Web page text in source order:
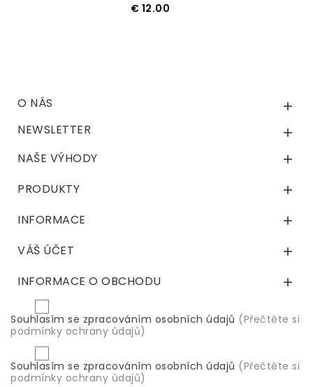
Cena
€ 12.00
O NÁS 
NEWSLETTER 
NAŠE VÝHODY 
PRODUKTY 
INFORMACE 
VÁŠ ÚČET 
INFORMACE O OBCHODU 
Souhlasím se zpracováním osobních údajů (Přečtěte si
podmínky ochrany údajů)
Souhlasím se zpracováním osobních údajů (Přečtěte si
podmínky ochrany údajů)